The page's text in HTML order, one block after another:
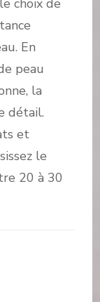
En
peau
la
détail.
et
le
20 à 30